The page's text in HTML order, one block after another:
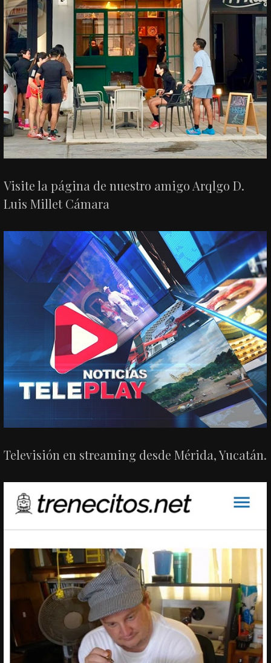
Visite la página de nuestro amigo Arqlgo D.
Luis Millet Cámara
Televisión en streaming desde Mérida, Yucatán.